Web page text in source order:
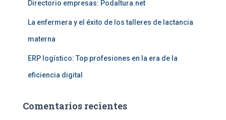
Directorio empresas: Podaltura.net
La enfermera y el éxito de los talleres de lactancia
materna
ERP logístico: Top profesiones en la era de la
eficiencia digital
Comentarios recientes